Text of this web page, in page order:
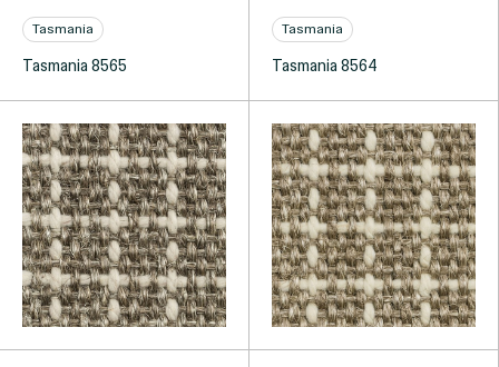
Tasmania
Tasmania 8565
Tasmania
Tasmania 8564